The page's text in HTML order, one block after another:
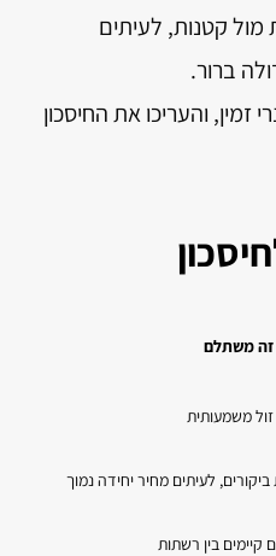
מול קטנות, לעיתים
ברור.
זמין, והעריכו את החיסכון
משתלם
זול משמעותית
לעיתים מחיר יחידה נמוך
קיימים בין רשתות